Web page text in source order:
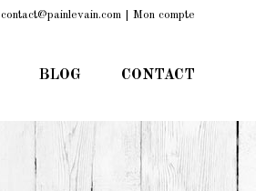
contact@painlevain.com | Mon compte
BLOG CONTACT